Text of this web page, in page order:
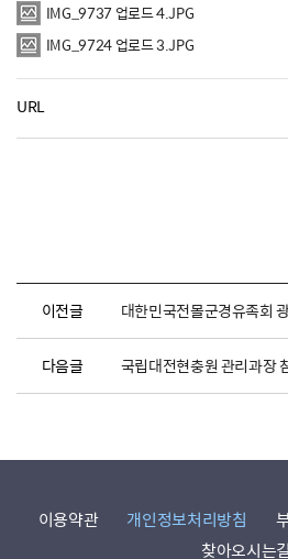
IMG_9737 업로드 4.JPG
IMG_9724 업로드 3.JPG
URL
이전글 대한민국전몰군경유족회
다음글 국립대전현충원 관리과장
이용약관 개인정보처리방침
찾아오시는길